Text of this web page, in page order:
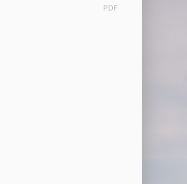
PDF